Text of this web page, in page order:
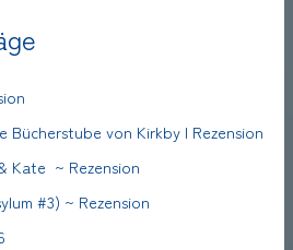
Bücherstube von Kirkby | Rezension
Kate ~ Rezension
#3) ~ Rezension